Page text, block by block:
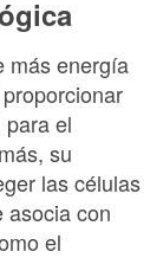
más energía
el
su
las células
asocia con
el